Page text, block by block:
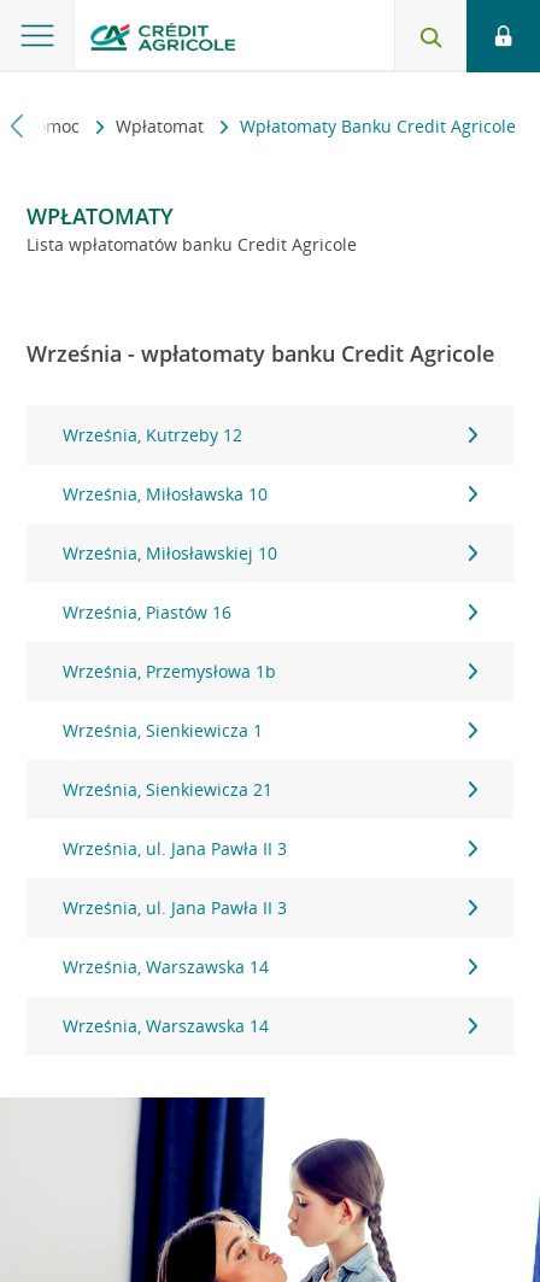
i pomoc Wpłatomat Wpłatomaty Banku Credit Agricole
WPŁATOMATY
Lista wpłatomatów banku Credit Agricole
Września - wpłatomaty banku Credit Agricole
Września, Kutrzeby 12
Września, Miłosławska 10
Września, Miłosławskiej 10
Września, Piastów 16
Września, Przemysłowa 1b
Września, Sienkiewicza 1
Września, Sienkiewicza 21
Września, ul. Jana Pawła II 3
Września, ul. Jana Pawła II 3
Września, Warszawska 14
Września, Warszawska 14